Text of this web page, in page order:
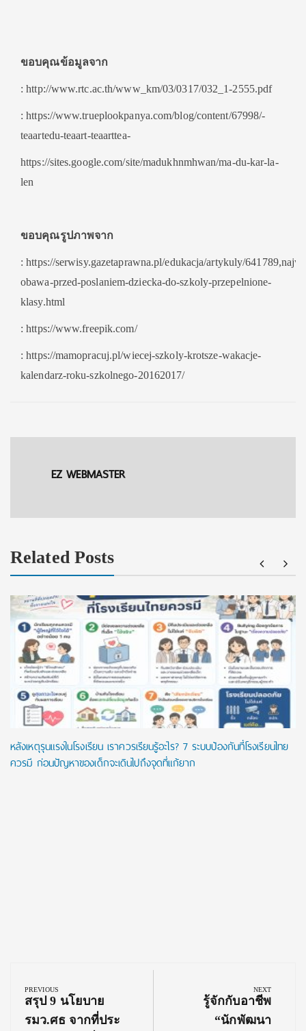
ขอบคุณข้อมูลจาก
: http://www.rtc.ac.th/www_km/03/0317/032_1-2555.pdf
: https://www.trueplookpanya.com/blog/content/67998/-
teaartedu-teaart-teaarttea-
https://sites.google.com/site/madukhnmhwan/ma-du-kar-la-
len
ขอบคุณรูปภาพจาก
: https://serwisy.gazetaprawna.pl/edukacja/artykuly/
obawa-przed-poslaniem-dziecka-do-szkoly-przepelnione-
klasy.html
: https://www.freepik.com/
: https://mamopracuj.pl/wiecej-szkoly-krotsze-wakacje-
kalendarz-roku-szkolnego-20162017/
EZ WEBMASTER
Related Posts
หลังเหตุรุนแรงในโรงเรียน เราควรเรียนรู้อะไร? 7 ระบบป้องกันที่โรงเรียนไทย
ควรมี ก่อนปัญหาของเด็กจะเดินไปถึงจุดที่แก้ยาก
navigation
PREVIOUS
Previous
Post:
สรุป 9 นโยบาย
รมว.ศธ จากที่ประ
NEXT
Next
Post:
รู้จักกับอาชีพ
“นักพัฒนา